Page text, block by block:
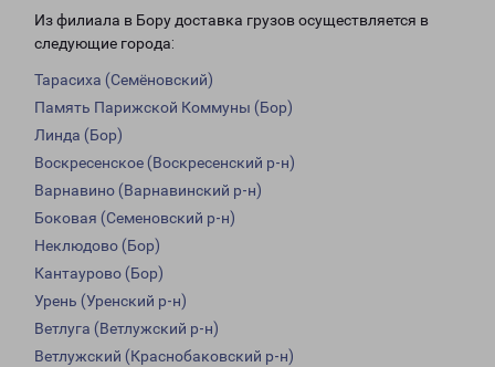
Из филиала в Бору доставка грузов осуществляется в
следующие города:
Тарасиха (Семёновский)
Память Парижской Коммуны (Бор)
Линда (Бор)
Воскресенское (Воскресенский р-н)
Варнавино (Варнавинский р-н)
Боковая (Семеновский р-н)
Неклюдово (Бор)
Кантаурово (Бор)
Урень (Уренский р-н)
Ветлуга (Ветлужский р-н)
Ветлужский (Краснобаковский р-н)